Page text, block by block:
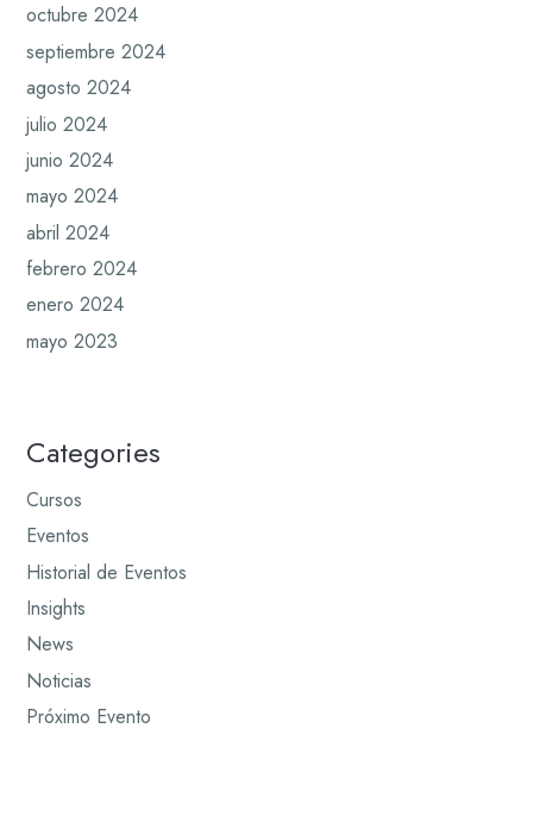
octubre 2024
septiembre 2024
agosto 2024
julio 2024
junio 2024
mayo 2024
abril 2024
febrero 2024
enero 2024
mayo 2023
Categories
Cursos
Eventos
Historial de Eventos
Insights
News
Noticias
Próximo Evento